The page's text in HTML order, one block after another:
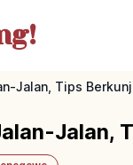
Jalan, Tips
Jalan,